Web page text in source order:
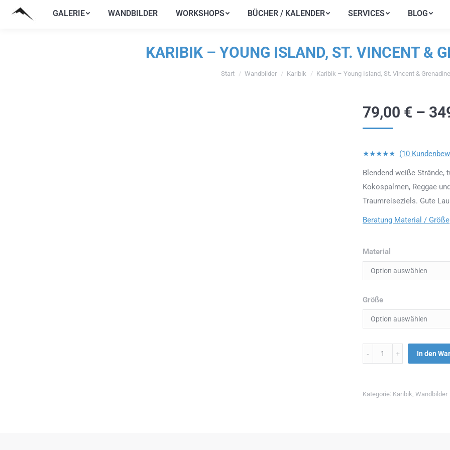
GALERIE WANDBILDER WORKSHOPS BÜCHER / KALENDER SERVICES BLOG
KARIBIK – YOUNG ISLAND, ST. VINCENT &
Sie befinden sich hier:
Start Wandbilder Karibik Karibik – Young Island, St. Vincent &
79,00 € –
★★★★★ (10
Blendend weiße Strände,
Kokospalmen, Reggae
Traumreiseziels. Gute
Beratung Material / Größe
Material
Größe
Menge In den
Kategorie: Karibik, Wandbilder
GALERIE WANDBILDER WORKSHOPS BÜCHER / KALENDER SERVICES BLOG